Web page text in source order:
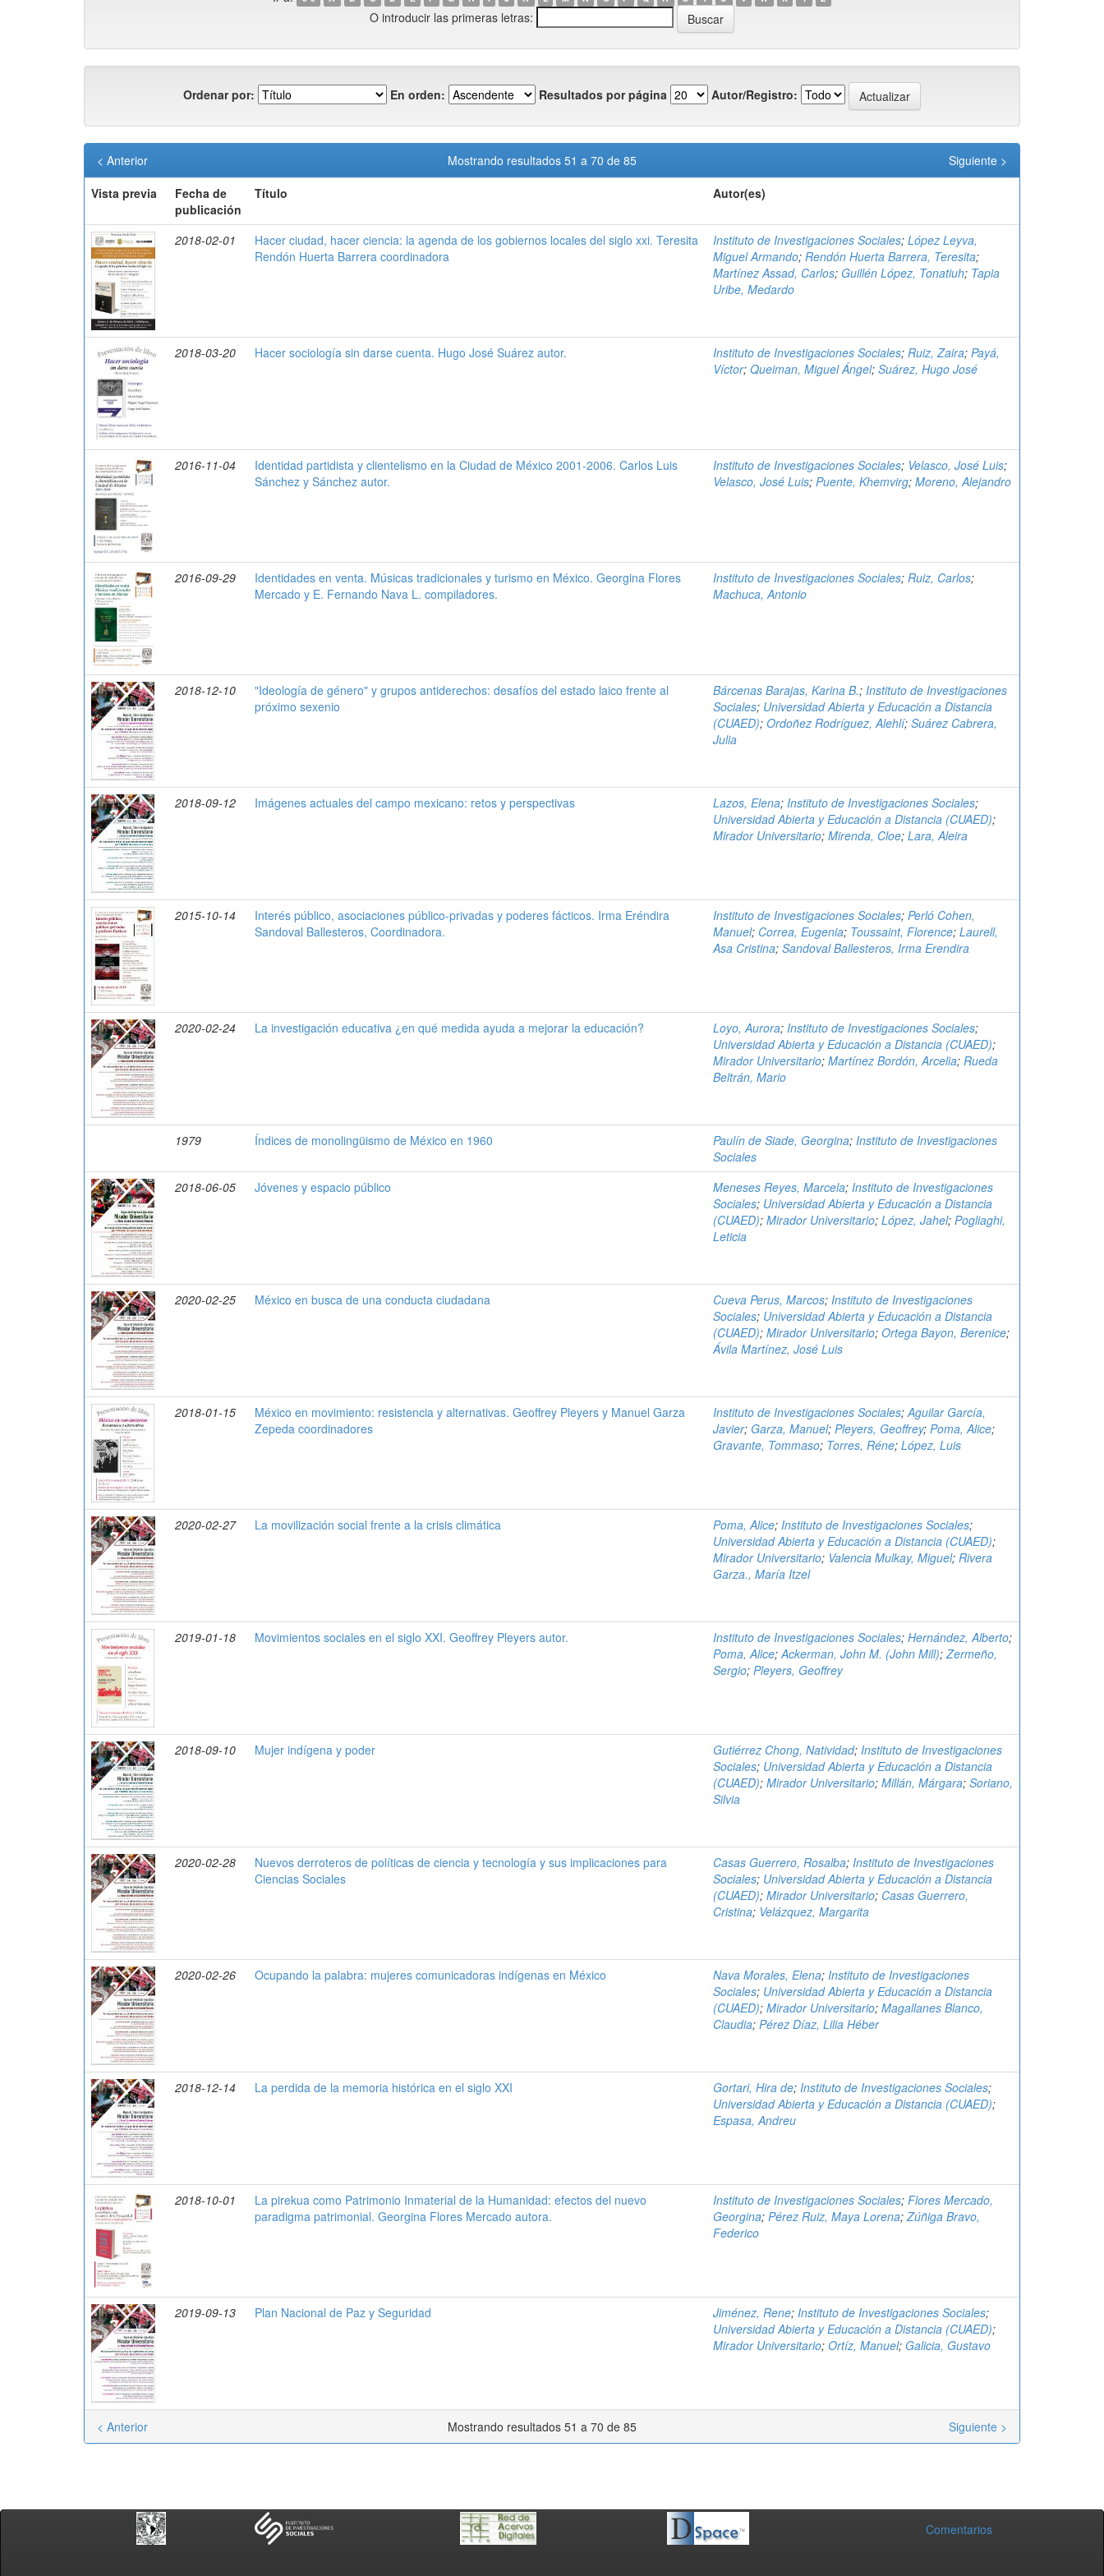
O introducir las primeras letras:
Ordenar por: En orden: Resultados por página Autor/Registro:
Mostrando resultados 51 a 70 de 85
< Anterior
Siguiente >
Vista previa
Fecha de
publicación
Título Autor(es)
2018-02-01
Hacer ciudad, hacer ciencia: la agenda de los gobiernos locales del siglo xxi. Teresita
Rendón Huerta Barrera coordinadora
Instituto de Investigaciones Sociales; López Leyva,
Miguel Armando; Rendón Huerta Barrera, Teresita;
Martínez Assad, Carlos; Guillén López, Tonatiuh; Tapia
Uribe, Medardo
2018-03-20 Hacer sociología sin darse cuenta. Hugo José Suárez autor. Instituto de Investigaciones Sociales; Ruiz, Zaira; Payá,
Víctor; Queiman, Miguel Ángel; Suárez, Hugo José
2016-11-04
Identidad partidista y clientelismo en la Ciudad de México 2001-2006. Carlos Luis
Sánchez y Sánchez autor.
Instituto de Investigaciones Sociales; Velasco, José Luis;
Velasco, José Luis; Puente, Khemvirg; Moreno, Alejandro
2016-09-29
Identidades en venta. Músicas tradicionales y turismo en México. Georgina Flores
Mercado y E. Fernando Nava L. compiladores.
Instituto de Investigaciones Sociales; Ruiz, Carlos;
Machuca, Antonio
2018-12-10
"Ideología de género" y grupos antiderechos: desafíos del estado laico frente al
próximo sexenio
Bárcenas Barajas, Karina B.; Instituto de Investigaciones
Sociales; Universidad Abierta y Educación a Distancia
(CUAED); Ordoñez Rodríguez, Alehlí; Suárez Cabrera,
Julia
2018-09-12 Imágenes actuales del campo mexicano: retos y perspectivas Lazos, Elena; Instituto de Investigaciones Sociales;
Universidad Abierta y Educación a Distancia (CUAED);
Mirador Universitario; Mirenda, Cloe; Lara, Aleira
2015-10-14
Interés público, asociaciones público-privadas y poderes fácticos. Irma Eréndira
Sandoval Ballesteros, Coordinadora.
Instituto de Investigaciones Sociales; Perló Cohen,
Manuel; Correa, Eugenia; Toussaint, Florence; Laurell,
Asa Cristina; Sandoval Ballesteros, Irma Erendira
2020-02-24 La investigación educativa ¿en qué medida ayuda a mejorar la educación? Loyo, Aurora; Instituto de Investigaciones Sociales;
Universidad Abierta y Educación a Distancia (CUAED);
Mirador Universitario; Martínez Bordón, Arcelia; Rueda
Beltrán, Mario
1979 Índices de monolingüismo de México en 1960 Paulín de Siade, Georgina; Instituto de Investigaciones
Sociales
2018-06-05
Jóvenes y espacio público Meneses Reyes, Marcela; Instituto de Investigaciones
Sociales; Universidad Abierta y Educación a Distancia
(CUAED); Mirador Universitario; López, Jahel; Pogliaghi,
Leticia
2020-02-25 México en busca de una conducta ciudadana Cueva Perus, Marcos; Instituto de Investigaciones
Sociales; Universidad Abierta y Educación a Distancia
(CUAED); Mirador Universitario; Ortega Bayon, Berenice;
Ávila Martínez, José Luis
2018-01-15
México en movimiento: resistencia y alternativas. Geoffrey Pleyers y Manuel Garza
Zepeda coordinadores
Instituto de Investigaciones Sociales;Aguilar García,
Javier; Garza, Manuel; Pleyers, Geoffrey; Poma, Alice;
Gravante, Tommaso; Torres, Réne; López, Luis
2020-02-27 La movilización social frente a la crisis climática Poma, Alice; Instituto de Investigaciones Sociales;
Universidad Abierta y Educación a Distancia (CUAED);
Mirador Universitario; Valencia Mulkay, Miguel; Rivera
Garza., María Itzel
2019-01-18 Movimientos sociales en el siglo XXI. Geoffrey Pleyers autor. Instituto de Investigaciones Sociales; Hernández, Alberto;
Poma, Alice;Ackerman, John M. (John Mill);Zermeño,
Sergio; Pleyers, Geoffrey
2018-09-10 Mujer indígena y poder Gutiérrez Chong, Natividad; Instituto de Investigaciones
Sociales; Universidad Abierta y Educación a Distancia
(CUAED); Mirador Universitario; Millán, Márgara; Soriano,
Silvia
2020-02-28
Nuevos derroteros de políticas de ciencia y tecnología y sus implicaciones para
Ciencias Sociales
Casas Guerrero, Rosalba; Instituto de Investigaciones
Sociales; Universidad Abierta y Educación a Distancia
(CUAED); Mirador Universitario; Casas Guerrero,
Cristina; Velázquez, Margarita
2020-02-26 Ocupando la palabra: mujeres comunicadoras indígenas en México Nava Morales, Elena; Instituto de Investigaciones
Sociales; Universidad Abierta y Educación a Distancia
(CUAED); Mirador Universitario; Magallanes Blanco,
Claudia; Pérez Díaz, Lilia Héber
2018-12-14 La perdida de la memoria histórica en el siglo XXI Gortari, Hira de; Instituto de Investigaciones Sociales;
Universidad Abierta y Educación a Distancia (CUAED);
Espasa, Andreu
2018-10-01
La pirekua como Patrimonio Inmaterial de la Humanidad: efectos del nuevo
paradigma patrimonial. Georgina Flores Mercado autora.
Instituto de Investigaciones Sociales; Flores Mercado,
Georgina; Pérez Ruiz, Maya Lorena;Zúñiga Bravo,
Federico
2019-09-13 Plan Nacional de Paz y Seguridad Jiménez, Rene; Instituto de Investigaciones Sociales;
Universidad Abierta y Educación a Distancia (CUAED);
Mirador Universitario; Ortíz, Manuel; Galicia, Gustavo
Mostrando resultados 51 a 70 de 85
< Anterior Siguiente >
Comentarios